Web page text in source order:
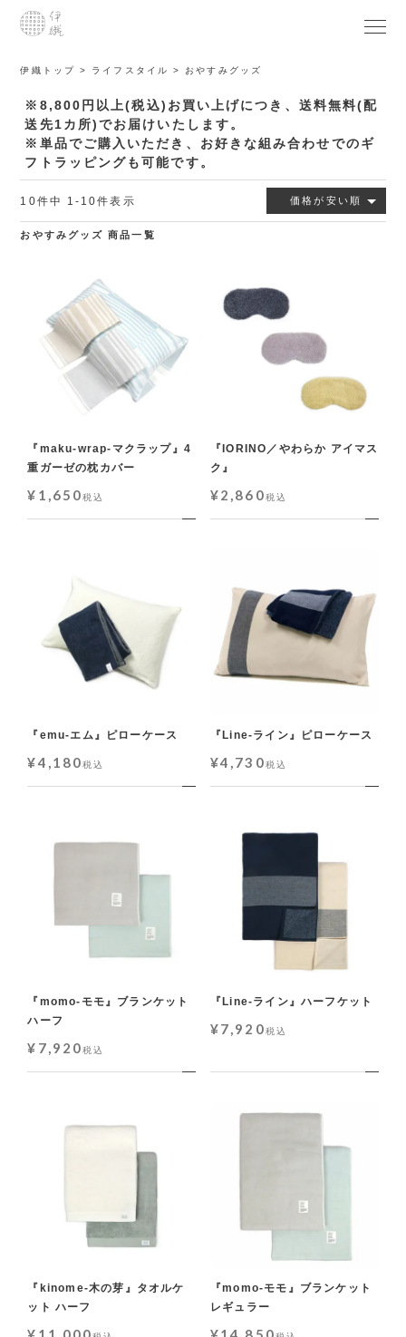
伊織トップ ライフスタイル おやすみグッズ
※8,800円以上(税込)お買い上げにつき、送料無料(配
送先1カ所)でお届けいたします。
※単品でご購入いただき、お好きな組み合わせでのギ
フトラッピングも可能です。
価格が安い順
10件中 1- 10件表示
おやすみグッズ 商品一覧
『maku-wrap-マクラップ』4
重ガーゼの枕カバー
¥ 1,650税込
『IORINO／やわらか アイマス
ク』
¥2,860税込
『emu-エム』ピローケース
¥4,180税込
『Line-ライン』ピローケース
¥4,730税込
『momo-モモ』ブランケット
ハーフ
¥ 7,920税込
『Line-ライン』ハーフケット
¥7,920税込
『kinome-木の芽』タオルケ
ット ハーフ
『momo-モモ』ブランケット
レギュラー